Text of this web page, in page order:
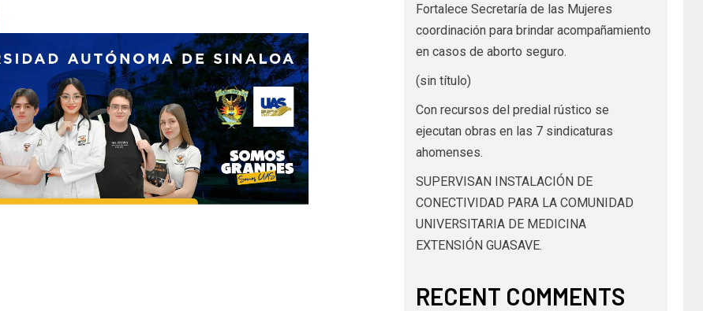
Fortalece Secretaría de las Mujeres
coordinación para brindar acompañamiento
en casos de aborto seguro.
(sin título)
Con recursos del predial rústico se
ejecutan obras en las 7 sindicaturas
ahomenses.
SUPERVISAN INSTALACIÓN DE
CONECTIVIDAD PARA LA COMUNIDAD
UNIVERSITARIA DE MEDICINA
EXTENSIÓN GUASAVE.
RECENT COMMENTS